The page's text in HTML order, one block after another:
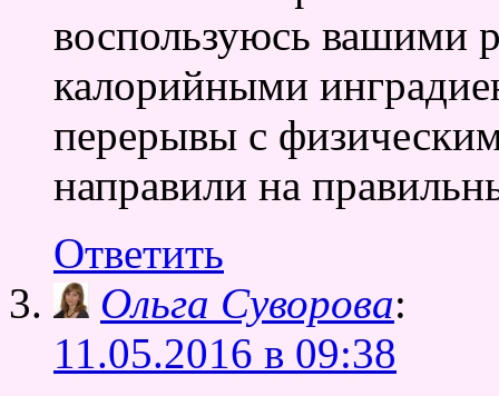
воспользуюсь вашими
калорийными
перерывы с
направили на
Ответить
Ольга Суворова:
11.05.2016 в 09:38